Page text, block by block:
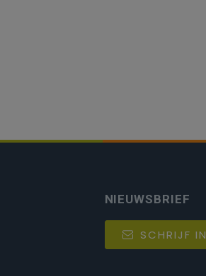
NIEUWSBRIEF
SCHRIJF IN